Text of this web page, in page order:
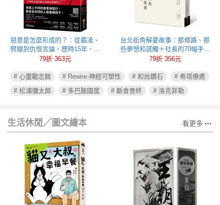
惡意是怎麼形成的？：從霸凌、
劈腿到仇恨言論，歷時15年、全
球超過250萬筆研究數據，心理學
79折 363元
台北街角解憂故事：那條路、那
些夢想和感觸＋社長的70幅手繪
插圖
79折 356元
# 心靈勵志館 # Rewire-神經可塑性 # 和尚鑽石
# 希塔療癒
# 松浦彌太郎
# 多巴胺國度 # 斷食善終 # 洛克菲勒
生活休閒╱圖文繪本 看更多